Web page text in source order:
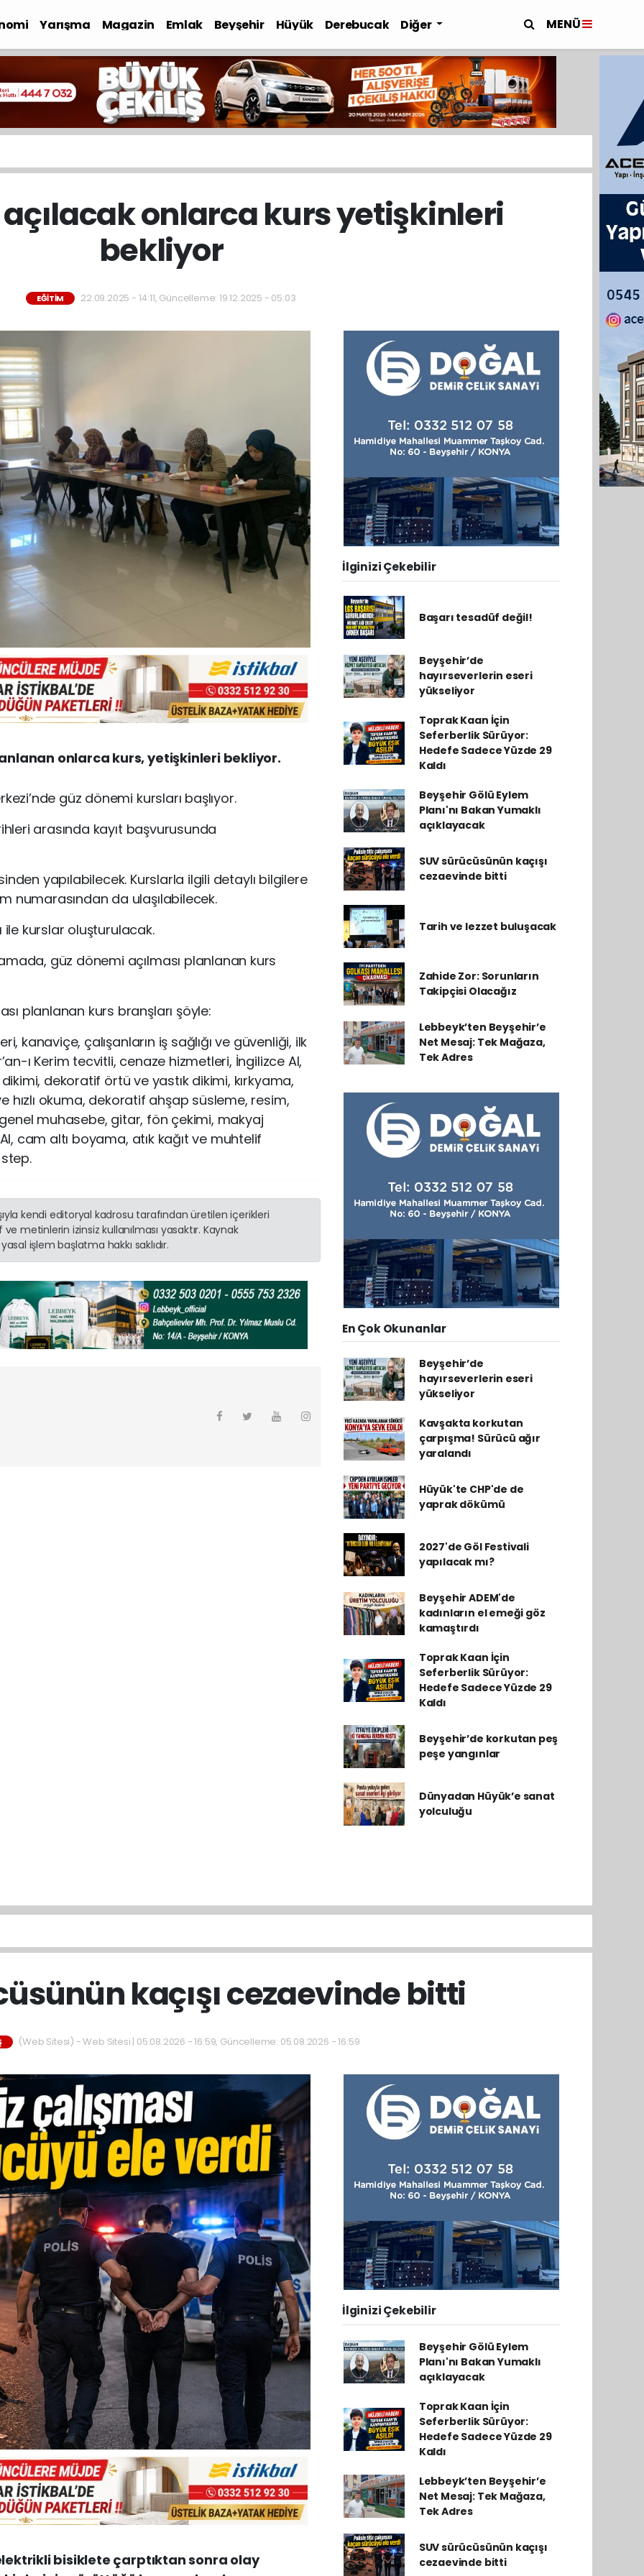
Yarışma Magazin Emlak Beyşehir Hüyük Derebucak Diğer MENÜ
açılacak onlarca kurs yetişkinleri
bekliyor
EĞITIM 22.09.2025 - 14:11, Güncelleme: 19.12.2025 - 05:03
onlarca kurs, yetişkinleri bekliyor.
güz dönemi kursları başlıyor.
arasında kayıt başvurusunda
yapılabilecek. Kurslarla ilgili detaylı bilgilere
numarasından da ulaşılabilecek.
ile kurslar oluşturulacak.
güz dönemi açılması planlanan kurs
planlanan kurs branşları şöyle:
kanaviçe, çalışanların iş sağlığı ve güvenliği, ilk
ı Kerim tecvitli, cenaze hizmetleri, İngilizce Al,
dekoratif örtü ve yastık dikimi, kırkyama,
hızlı okuma, dekoratif ahşap süsleme, resim,
muhasebe, gitar, fön çekimi, makyaj
Al, cam altı boyama, atık kağıt ve muhtelif
kendi editoryal kadrosu tarafından üretilen içerikleri
metinlerin izinsiz kullanılması yasaktır. Kaynak
işlem başlatma hakkı saklıdır.
İlginizi Çekebilir
Başarı tesadüf değil!
Beyşehir’de
hayırseverlerin eseri
yükseliyor
Toprak Kaan İçin
Seferberlik Sürüyor:
Hedefe Sadece Yüzde 29
Kaldı
Beyşehir Gölü Eylem
Planı'nı Bakan Yumaklı
açıklayacak
SUV sürücüsünün kaçışı
cezaevinde bitti
Tarih ve lezzet buluşacak
Zahide Zor: Sorunların
Takipçisi Olacağız
Lebbeyk’ten Beyşehir’e
Net Mesaj: Tek Mağaza,
Tek Adres
En Çok Okunanlar
Beyşehir’de
hayırseverlerin eseri
yükseliyor
Kavşakta korkutan
çarpışma! Sürücü ağır
yaralandı
Hüyük'te CHP'de de
yaprak dökümü
2027'de Göl Festivali
yapılacak mı?
Beyşehir ADEM'de
kadınların el emeği göz
kamaştırdı
Toprak Kaan İçin
Seferberlik Sürüyor:
Hedefe Sadece Yüzde 29
Kaldı
Beyşehir’de korkutan peş
peşe yangınlar
Dünyadan Hüyük’e sanat
yolculuğu
kaçışı cezaevinde bitti
(Web Sitesi) - Web Sitesi | 05.08.2026 - 16:59, Güncelleme: 05.08.2026 - 16:59
bisiklete çarptıktan sonra olay
İlginizi Çekebilir
Beyşehir Gölü Eylem
Planı'nı Bakan Yumaklı
açıklayacak
Toprak Kaan İçin
Seferberlik Sürüyor:
Hedefe Sadece Yüzde 29
Kaldı
Lebbeyk’ten Beyşehir’e
Net Mesaj: Tek Mağaza,
Tek Adres
SUV sürücüsünün kaçışı
cezaevinde bitti